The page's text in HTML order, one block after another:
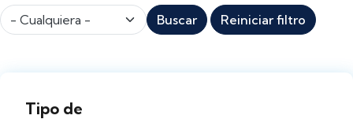
Buscar Reiniciar filtro
Tipo de